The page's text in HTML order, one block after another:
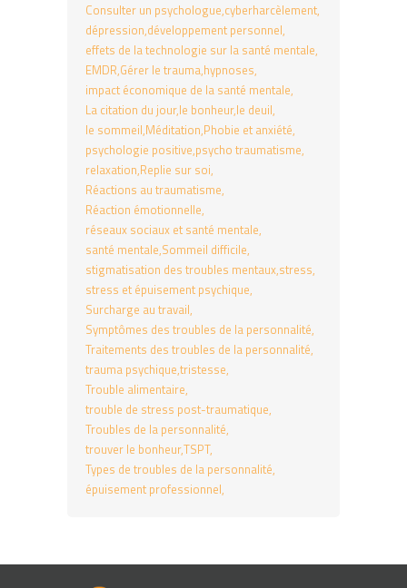
Consulter un psychologue cyberharcèlement
dépression développement personnel
effets de la technologie sur la santé mentale
EMDR Gérer le trauma hypnoses
impact économique de la santé mentale
La citation du jour le bonheur le deuil
le sommeil Méditation Phobie et anxiété
psychologie positive psycho traumatisme
relaxation Replie sur soi
Réactions au traumatisme
Réaction émotionnelle
réseaux sociaux et santé mentale
santé mentale Sommeil difficile
stigmatisation des troubles mentaux stress
stress et épuisement psychique
Surcharge au travail
Symptômes des troubles de la personnalité
Traitements des troubles de la personnalité
trauma psychique tristesse
Trouble alimentaire
trouble de stress post-traumatique
Troubles de la personnalité
trouver le bonheurTSPT
Types de troubles de la personnalité
épuisement professionnel